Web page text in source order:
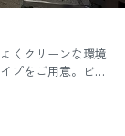
くクリーンな環境
プをご用意。ビジ